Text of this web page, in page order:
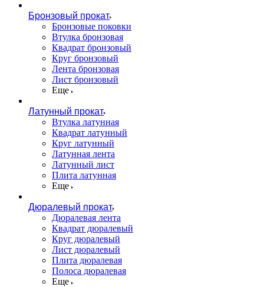
Бронзовый прокат
Бронзовые поковки
Втулка бронзовая
Квадрат бронзовый
Круг бронзовый
Лента бронзовая
Лист бронзовый
Еще
Латунный прокат
Втулка латунная
Квадрат латунный
Круг латунный
Латунная лента
Латунный лист
Плита латунная
Еще
Дюралевый прокат
Дюралевая лента
Квадрат дюралевый
Круг дюралевый
Лист дюралевый
Плита дюралевая
Полоса дюралевая
Еще